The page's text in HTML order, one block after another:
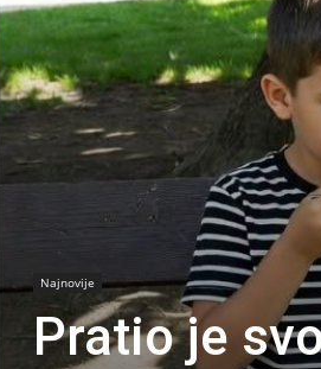
Najnovije
Pratio je